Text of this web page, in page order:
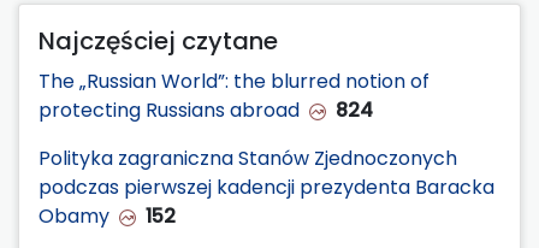
Najczęściej czytane
The „Russian World”: the blurred notion of
protecting Russians abroad
824
Polityka zagraniczna Stanów Zjednoczonych
podczas pierwszej kadencji prezydenta Baracka
Obamy
152